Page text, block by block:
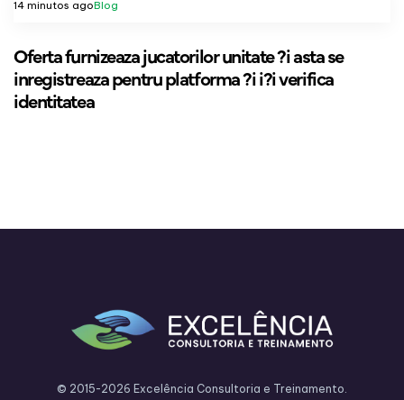
14 minutos agoBlog
Oferta furnizeaza jucatorilor unitate ?i asta se
inregistreaza pentru platforma ?i i?i verifica
identitatea
© 2015-2026 Excelência Consultoria e Treinamento.